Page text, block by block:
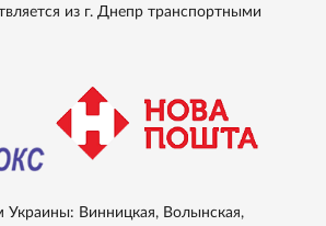
из г. Днепр транспортными
Украины: Винницкая, Волынская,